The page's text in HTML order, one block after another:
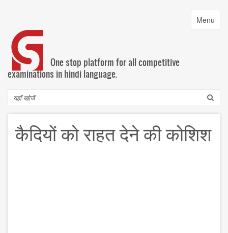
content
Toggle
Menu
One stop platform for all competitive
examinations in hindi language.
Search
कैदियों को राहत देने की कोशिश